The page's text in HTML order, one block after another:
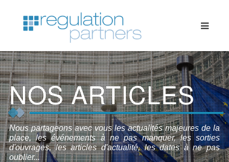
NOS ARTICLES
Nous partageons avec vous les actualités majeures de la
place, les événements à ne pas manquer, les sorties
d'ouvrages, les articles d'actualité, les dates à ne pas
oublier...